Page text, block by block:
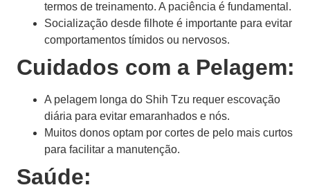
termos de treinamento. A paciência é fundamental.
Socialização desde filhote é importante para evitar
comportamentos tímidos ou nervosos.
Cuidados com a Pelagem:
A pelagem longa do Shih Tzu requer escovação
diária para evitar emaranhados e nós.
Muitos donos optam por cortes de pelo mais curtos
para facilitar a manutenção.
Saúde: